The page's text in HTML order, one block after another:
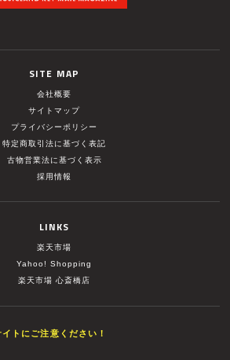
SITE MAP
会社概要
サイトマップ
プライバシーポリシー
特定商取引法に基づく表記
古物営業法に基づく表示
採用情報
LINKS
楽天市場
Yahoo! Shopping
楽天市場 心斎橋店
トにご注意ください！